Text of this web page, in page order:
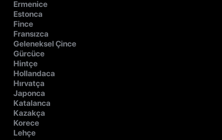
Ermenice
Estonca
Fince
Fransızca
Geleneksel Çince
Gürcüce
Hintçe
Hollandaca
Hırvatça
Japonca
Katalanca
Kazakça
Korece
Lehçe